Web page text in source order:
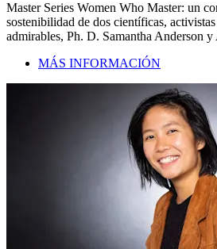
Master Series Women Who Master: un
sostenibilidad de dos científicas,
admirables, Ph. D. Samantha Anderson
MÁS INFORMACIÓN